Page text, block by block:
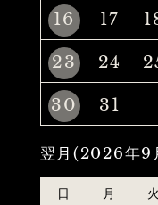
16
17
23
24
30
31
翌月(2026年9
日 月 火